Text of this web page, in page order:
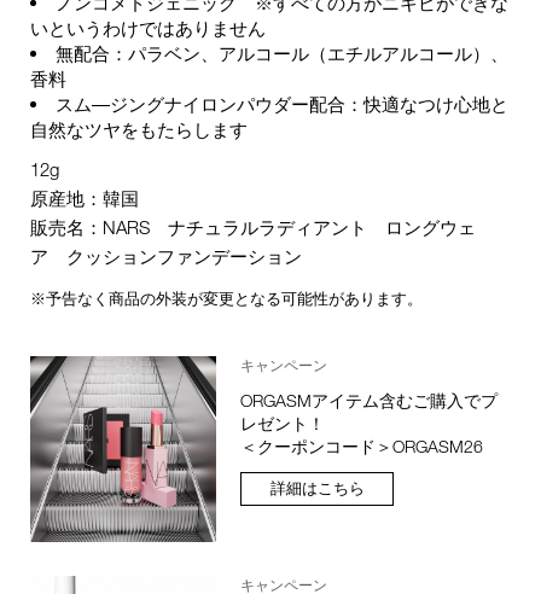
いというわけではありません
無配合：パラベン、アルコール（エチルアルコール）、
香料
スム―ジングナイロンパウダー配合：快適なつけ心地と
⾃然なツヤをもたらします
12g
原産地：韓国
販売名：NARS ナチュラルラディアント ロングウェ
ア クッションファンデーション
※予告なく商品の外装が変更となる可能性があります。
キャンペーン
ORGASMアイテム含むご購入でプ
レゼント！
＜クーポンコード＞ORGASM26
詳細はこちら
キャンペーン